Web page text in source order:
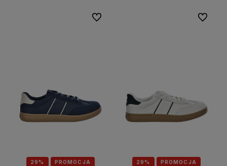
29% PROMOCJA
Do ulubionych
29% PROMOCJA
Do